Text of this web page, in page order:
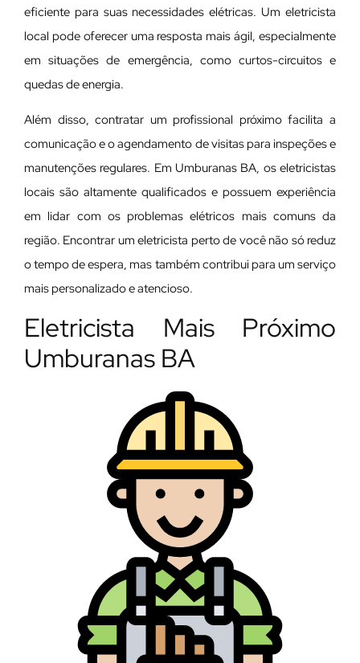
eficiente para suas necessidades elétricas. Um eletricista
local pode oferecer uma resposta mais ágil, especialmente
em situações de emergência, como curtos-circuitos e
quedas de energia.
Além disso, contratar um profissional próximo facilita a
comunicação e o agendamento de visitas para inspeções e
manutenções regulares. Em Umburanas BA, os eletricistas
locais são altamente qualificados e possuem experiência
em lidar com os problemas elétricos mais comuns da
região. Encontrar um eletricista perto de você não só reduz
o tempo de espera, mas também contribui para um serviço
mais personalizado e atencioso.
Eletricista Mais Próximo
Umburanas BA